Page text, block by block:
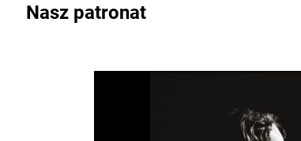
Nasz patronat